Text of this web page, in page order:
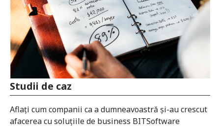
Studii de caz
Aflați cum companii ca a dumneavoastră și-au crescut
afacerea cu soluțiile de business BITSoftware